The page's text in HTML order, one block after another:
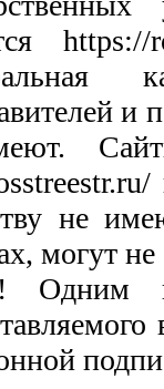
https://
и
не
могут не
Одним